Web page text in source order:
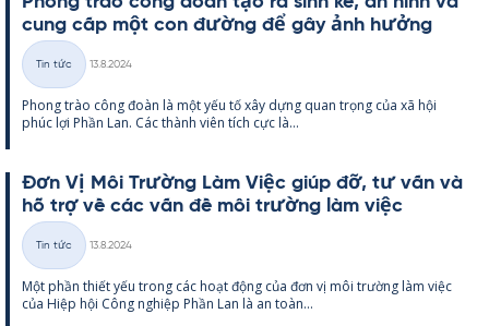
cung cấp một con đường để gây ảnh hưởng
Thể
loại
Tin tức
13.8.2024
Phong trào công đoàn là một yếu tố xây dựng quan trọng của xã hội
phúc lợi Phần Lan. Các thành viên tích cực là...
Đơn Vị Môi Trường Làm Việc giúp đỡ, tư vấn và
hỗ trợ về các vấn đề môi trường làm việc
Thể
loại
Tin tức
13.8.2024
Một phần thiết yếu trong các hoạt động của đơn vị môi trường làm việc
của Hiệp hội Công ng­hiệp Phần Lan là an toàn...